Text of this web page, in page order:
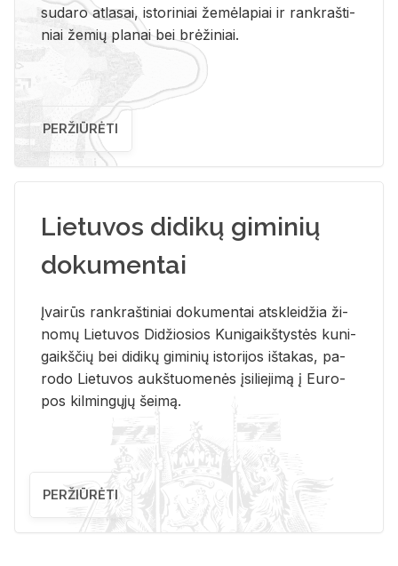
su­da­ro at­la­sai, is­to­ri­niai že­mė­la­piai ir rank­raš­ti­
niai že­mių pla­nai bei brė­ži­niai.
PERŽIŪRĖTI
Lietuvos didikų giminių
dokumentai
Įvai­rūs rank­raš­ti­niai do­ku­men­tai at­sklei­džia ži­
no­mų Lie­tu­vos Di­džio­sios Ku­ni­gaikš­tys­tės ku­ni­
gaikš­čių bei di­di­kų gi­mi­nių is­to­ri­jos iš­ta­kas, pa­
ro­do Lie­tu­vos aukš­tuo­me­nės įsi­lie­ji­mą į Eu­ro­
pos kil­min­gų­jų šei­mą.
PERŽIŪRĖTI